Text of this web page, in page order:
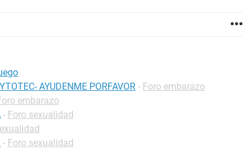
AYUDENME PORFAVOR - Foro embarazo
embarazo
- Foro sexualidad
- Foro sexualidad